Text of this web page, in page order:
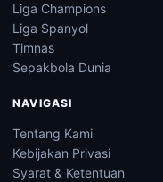
Liga Champions
Liga Spanyol
Timnas
Sepakbola Dunia
NAVIGASI
Tentang Kami
Kebijakan Privasi
Syarat & Ketentuan